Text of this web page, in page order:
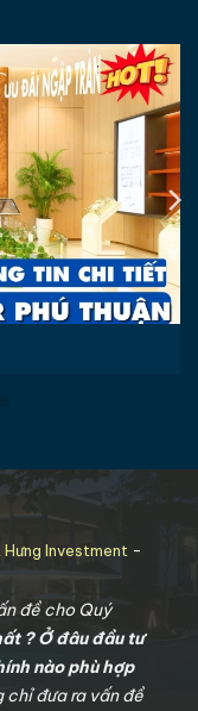
Investment -
đề cho Quý
? Ở đâu đầu tư
nào phù hợp
đưa ra vấn đề